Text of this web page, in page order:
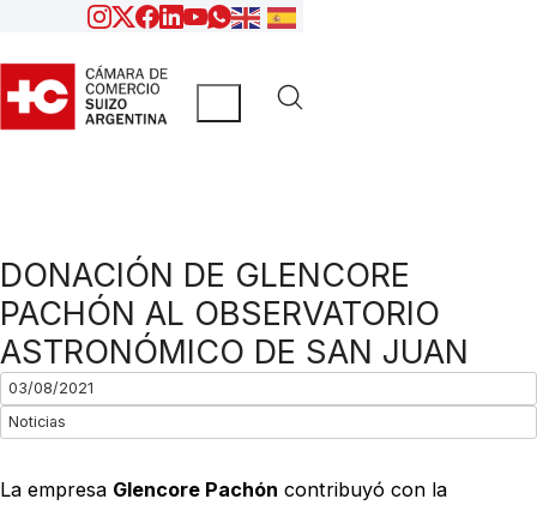
DONACIÓN DE GLENCORE
PACHÓN AL OBSERVATORIO
ASTRONÓMICO DE SAN JUAN
03/08/2021
Noticias
La empresa Glencore Pachón contribuyó con la